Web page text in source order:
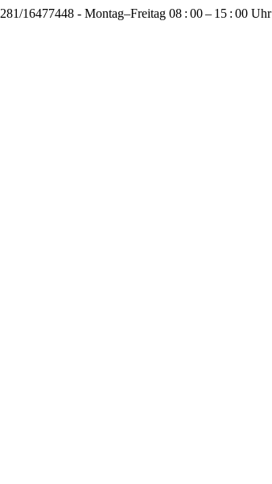
16477448 - Montag–Freitag 08 : 00 – 15 : 00 Uhr